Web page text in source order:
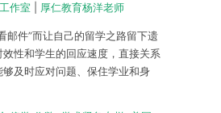
作室 厚仁教育杨洋老师
邮件”而让自己的留学之路留下遗
性和学生的回应速度，直接关系
够及时应对问题、保住学业和身